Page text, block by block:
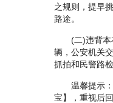
之规则，提早
路途。
(二)违背本
辆，公安机关
抓拍和民警路
温馨提示：
宝】，重视后